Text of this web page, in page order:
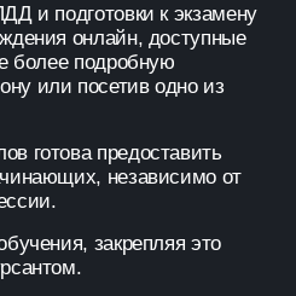
и подготовки к экзамену
онлайн, доступные
более подробную
или посетив одно из
готова предоставить
независимо от
закрепляя это